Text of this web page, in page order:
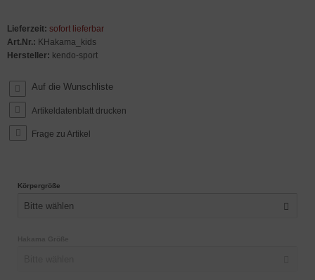
Lieferzeit: sofort lieferbar
Art.Nr.: KHakama_kids
Hersteller: kendo-sport
Artikeldatenblatt drucken
Frage zu Artikel
Körpergröße
Bitte wählen